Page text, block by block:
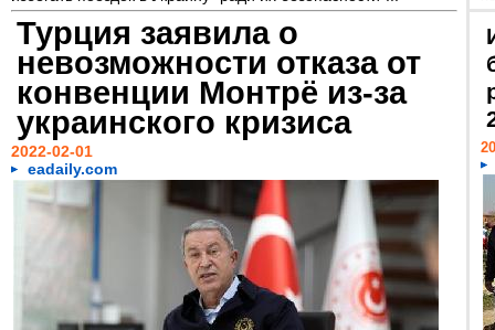
Турция заявила о
невозможности отказа от
конвенции Монтрё из-за
украинского кризиса
2022-02-01
eadaily.com